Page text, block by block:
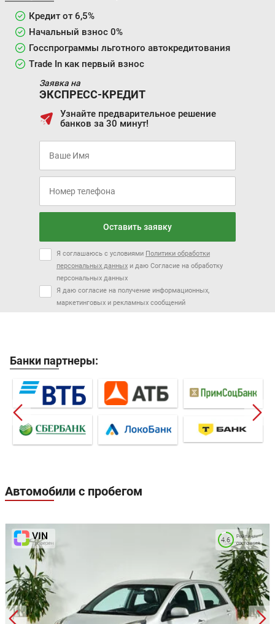
Кредит от 6,5%
Начальный взнос 0%
Госспрограммы льготного автокредитования
Trade In как первый взнос
Заявка на
ЭКСПРЕСС-КРЕДИТ
Узнайте предварительное решение
банков за 30 минут!
Оставить заявку
Я соглашаюсь с условиями Политики обработки
персональных данных и даю Согласие на обработку
персональных данных
Я даю согласие на получение информационных,
маркетинговых и рекламных сообщений
Банки партнеры:
Автомобили с пробегом
Рейтинг
состояния
4.6